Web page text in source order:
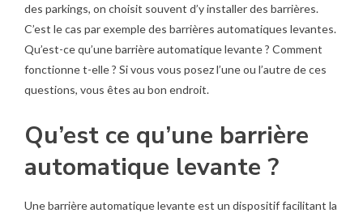
des parkings, on choisit souvent d’y installer des barrières.
C’est le cas par exemple des barrières automatiques levantes.
Qu’est-ce qu’une barrière automatique levante ? Comment
fonctionne t-elle ? Si vous vous posez l’une ou l’autre de ces
questions, vous êtes au bon endroit.
Qu’est ce qu’une barrière
automatique levante ?
Une barrière automatique levante est un dispositif facilitant la